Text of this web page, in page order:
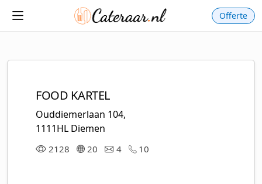
Offerte
FOOD KARTEL
Ouddiemerlaan 104,
1111HL Diemen
2128 20 4 10